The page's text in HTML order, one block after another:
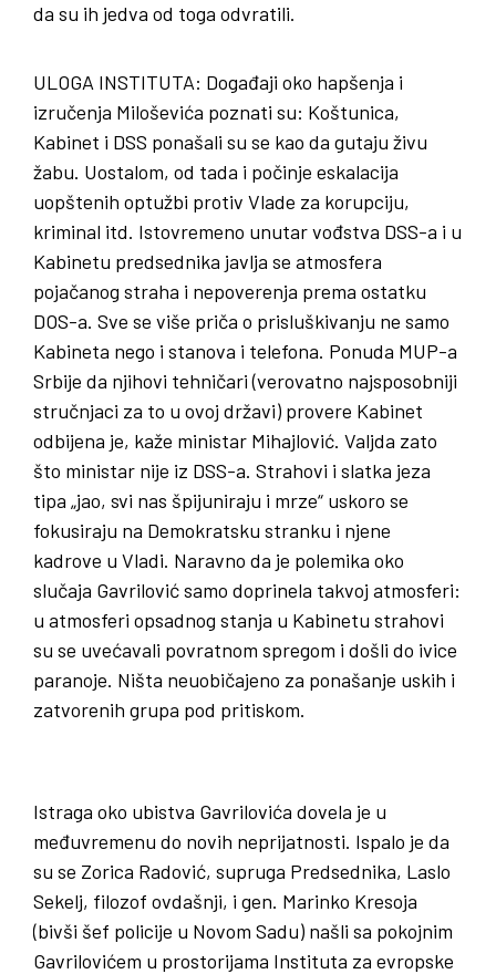
da su ih jedva od toga odvratili.
ULOGA INSTITUTA: Događaji oko hapšenja i
izručenja Miloševića poznati su: Koštunica,
Kabinet i DSS ponašali su se kao da gutaju živu
žabu. Uostalom, od tada i počinje eskalacija
uopštenih optužbi protiv Vlade za korupciju,
kriminal itd. Istovremeno unutar vođstva DSS-a i u
Kabinetu predsednika javlja se atmosfera
pojačanog straha i nepoverenja prema ostatku
DOS-a. Sve se više priča o prisluškivanju ne samo
Kabineta nego i stanova i telefona. Ponuda MUP-a
Srbije da njihovi tehničari (verovatno najsposobniji
stručnjaci za to u ovoj državi) provere Kabinet
odbijena je, kaže ministar Mihajlović. Valjda zato
što ministar nije iz DSS-a. Strahovi i slatka jeza
tipa „jao, svi nas špijuniraju i mrze“ uskoro se
fokusiraju na Demokratsku stranku i njene
kadrove u Vladi. Naravno da je polemika oko
slučaja Gavrilović samo doprinela takvoj atmosferi:
u atmosferi opsadnog stanja u Kabinetu strahovi
su se uvećavali povratnom spregom i došli do ivice
paranoje. Ništa neuobičajeno za ponašanje uskih i
zatvorenih grupa pod pritiskom.
Istraga oko ubistva Gavrilovića dovela je u
međuvremenu do novih neprijatnosti. Ispalo je da
su se Zorica Radović, supruga Predsednika, Laslo
Sekelj, filozof ovdašnji, i gen. Marinko Kresoja
(bivši šef policije u Novom Sadu) našli sa pokojnim
Gavrilovićem u prostorijama Instituta za evropske